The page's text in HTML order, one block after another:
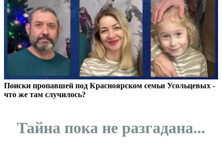
Поиски пропавшей под Красноярском семьи Усольцевых -
что же там случилось?
Тайна пока не разгадана...